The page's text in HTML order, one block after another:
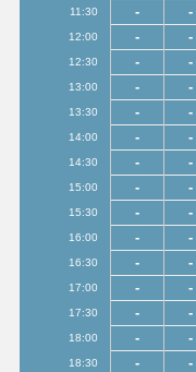
11:30 - -
12:00 - -
12:30 - -
13:00 - -
13:30 - -
14:00 - -
14:30 - -
15:00 - -
15:30 - -
16:00 - -
16:30 - -
17:00 - -
17:30 - -
18:00 - -
18:30 - -